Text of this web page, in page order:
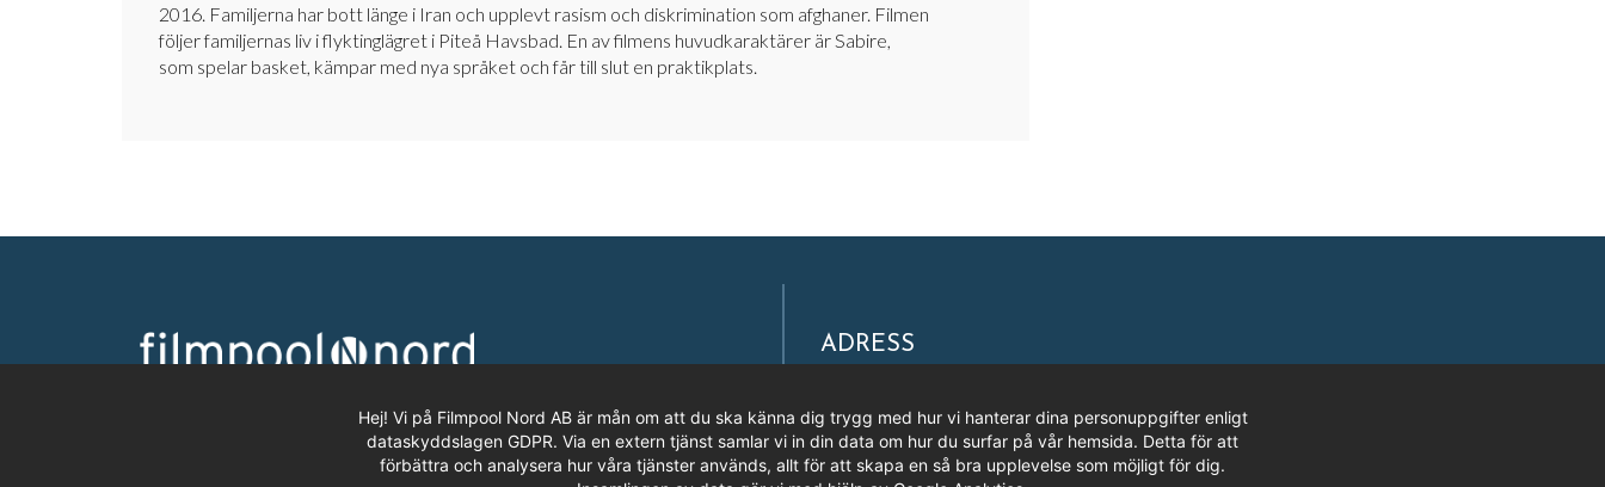
2016. Familjerna har bott länge i Iran och upplevt rasism och diskrimination som afghaner. Filmen
följerfamiljernas liv i flyktinglägret i Piteå Havsbad. En av filmens huvudkaraktärer ärSabire,
som spelar basket, kämpar med nya språket och får till slut en praktikplats.
ADRESS
Västra Varvsgatan 3, Bryggeriet
972 36 LULEÅ
Hej! Vi på Filmpool Nord AB är mån om att du ska känna dig trygg med hur vi hanterar dina personuppgifter enligt
dataskyddslagen GDPR. Via en extern tjänst samlar vi in din data om hur du surfar på vår hemsida. Detta för att
förbättra och analysera hur våra tjänster används, allt för att skapa en så bra upplevelse som möjligt för dig.